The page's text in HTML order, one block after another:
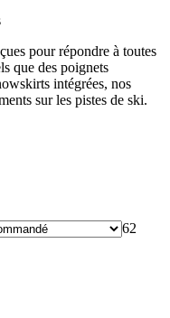
pour répondre à toutes
que des poignets
intégrées, nos
sur les pistes de ski.
62